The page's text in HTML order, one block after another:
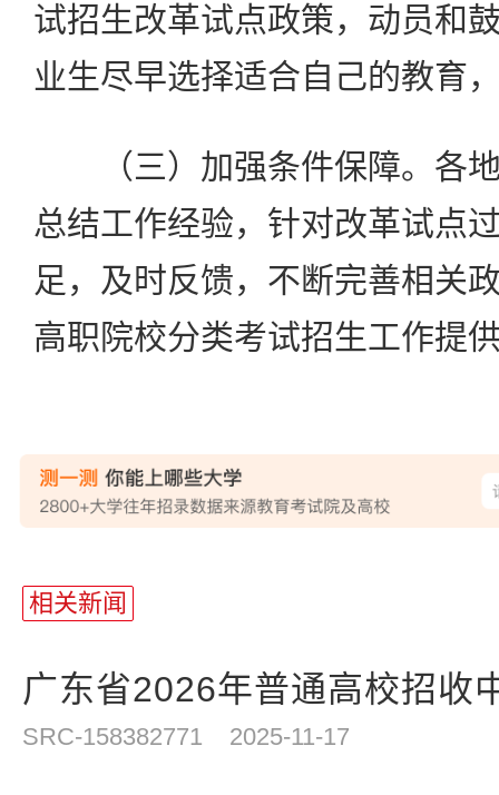
试招生改革试点政策，动员和
业生尽早选择适合自己的教育
（三）加强条件保障。各地
总结工作经验，针对改革试点
足，及时反馈，不断完善相关
高职院校分类考试招生工作提
相关新闻
广东省2026年普通高校招收
SRC-158382771 2025-11-17